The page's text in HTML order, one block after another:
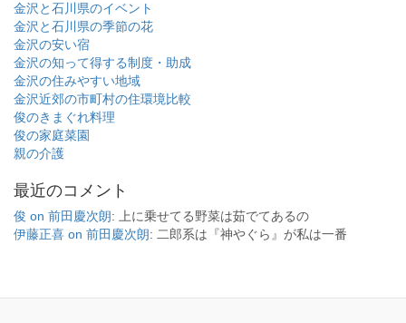
金沢と石川県のイベント
金沢と石川県の季節の花
金沢の安い宿
金沢の知って得する制度・助成
金沢の住みやすい地域
金沢近郊の市町村の住環境比較
俊のきまぐれ料理
俊の家庭菜園
親の介護
最近のコメント
俊 on 前田慶次朗: 上に乗せてる野菜は茹でてあるの
伊藤正喜 on 前田慶次朗: 二郎系は『神やぐら』が私は一番